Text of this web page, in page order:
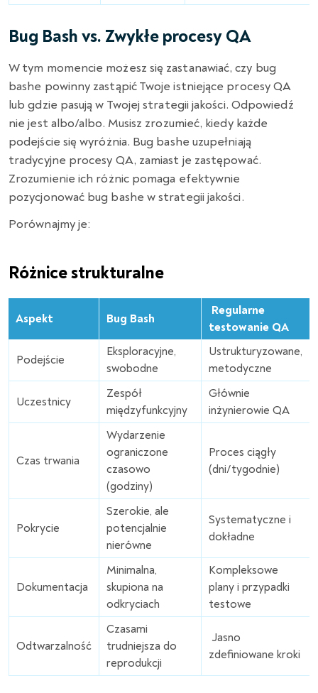
Bug Bash vs. Zwykłe procesy QA
W tym momencie możesz się zastanawiać, czy bug
bashe powinny zastąpić Twoje istniejące procesy QA
lub gdzie pasują w Twojej strategii jakości. Odpowiedź
nie jest albo/albo. Musisz zrozumieć, kiedy każde
podejście się wyróżnia. Bug bashe uzupełniają
tradycyjne procesy QA, zamiast je zastępować.
Zrozumienie ich różnic pomaga efektywnie
pozycjonować bug bashe w strategii jakości.
Porównajmy je:
Różnice strukturalne
Aspekt Bug Bash
Regularne
testowanie QA
Podejście
Eksploracyjne,
swobodne
Ustrukturyzowane,
metodyczne
Uczestnicy
Zespół
międzyfunkcyjny
Głównie
inżynierowie QA
Czas trwania
Wydarzenie
ograniczone
czasowo
(godziny)
Proces ciągły
(dni/tygodnie)
Pokrycie
Szerokie, ale
potencjalnie
nierówne
Systematyczne i
dokładne
Dokumentacja
Minimalna,
skupiona na
odkryciach
Kompleksowe
plany i przypadki
testowe
Odtwarzalność
Czasami
trudniejsza do
reprodukcji
Jasno
zdefiniowane kroki